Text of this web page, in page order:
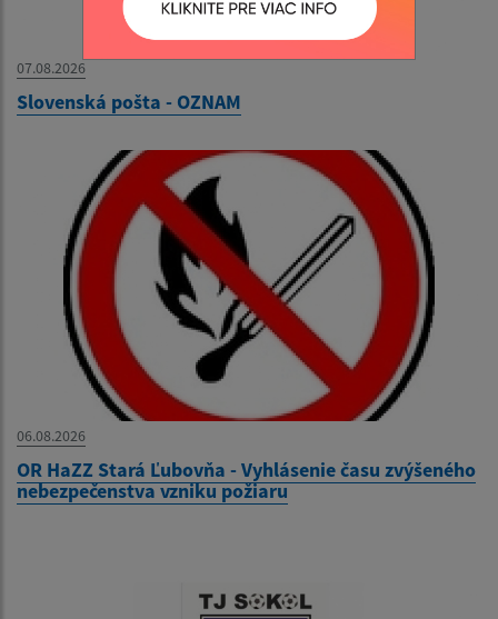
07.08.2026
Slovenská pošta - OZNAM
06.08.2026
OR HaZZ Stará Ľubovňa - Vyhlásenie času zvýšeného
nebezpečenstva vzniku požiaru